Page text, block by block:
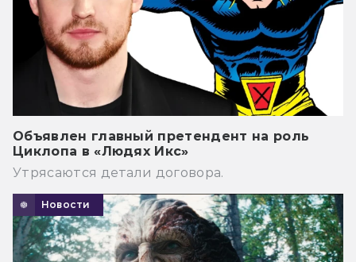
Объявлен главный претендент на роль
Циклопа в «Людях Икс»
Утрясаются детали договора.
Новости